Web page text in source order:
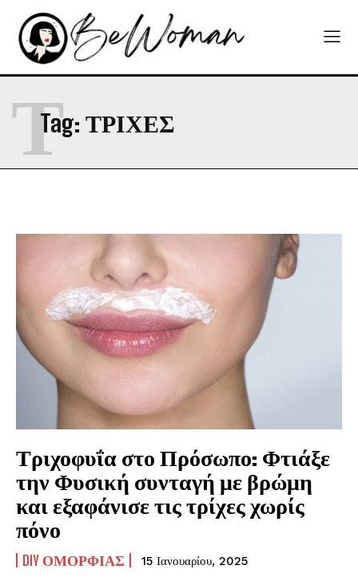
Tag: ΤΡΊΧΕΣ
Τ
Τριχοφυΐα στο Πρόσωπο: Φτιάξε
την Φυσική συνταγή με βρώμη
και εξαφάνισε τις τρίχες χωρίς
πόνο
DIY ΟΜΟΡΦΙΆΣ 15 Ιανουαρίου, 2025